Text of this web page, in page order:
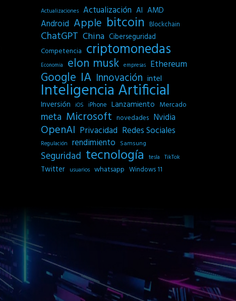
Actualizaciones Actualización AI AMD
Android Apple bitcoin Blockchain
ChatGPT China Ciberseguridad
Competencia criptomonedas
Economia elon musk empresas Ethereum
Google IA Innovación intel
Inteligencia Artificial
Inversión iOS iPhone Lanzamiento Mercado
meta Microsoft novedades Nvidia
OpenAI Privacidad Redes Sociales
Regulación rendimiento Samsung
Seguridad tecnología tesla TikTok
Twitter usuarios whatsapp Windows 11